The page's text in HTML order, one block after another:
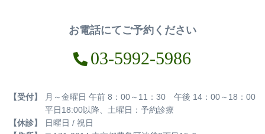
お電話にてご予約ください
03-5992-5986
【受付】
月～金曜日 午前 8：00～11：30 午後 14：00～18：00
平日18:00以降、土曜日：予約診療
【休診】
日曜日 / 祝日